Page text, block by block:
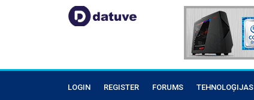
LOGIN REGISTER FORUMS TEHNOLOĢIJAS